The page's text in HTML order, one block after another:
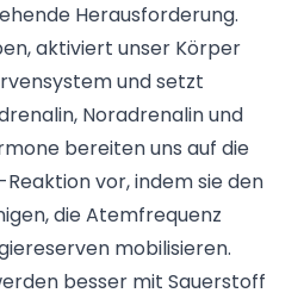
Herausforderung.
aktiviert unser Körper
und setzt
Noradrenalin und
bereiten uns auf die
vor, indem sie den
die Atemfrequenz
mobilisieren.
besser mit Sauerstoff